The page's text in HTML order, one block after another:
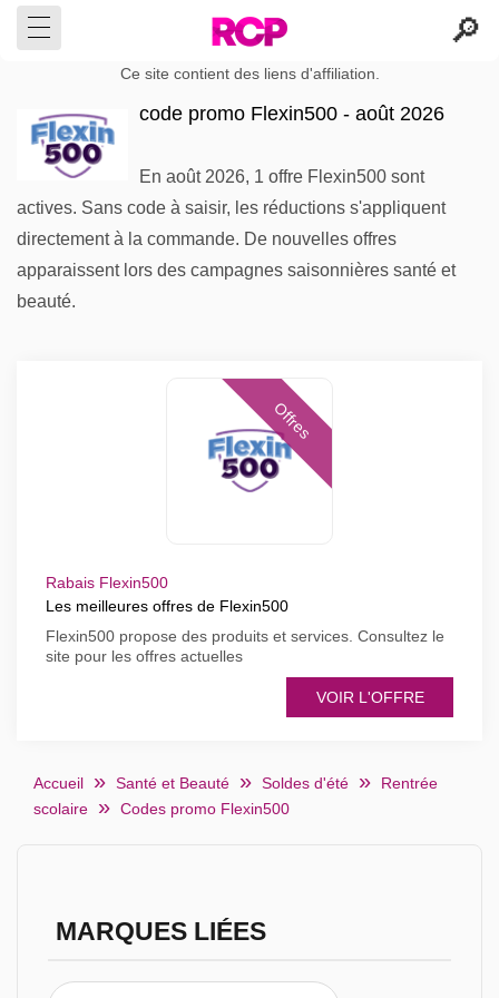
Ce site contient des liens d'affiliation.
code promo Flexin500 - août 2026
En août 2026, 1 offre Flexin500 sont
actives. Sans code à saisir, les réductions s'appliquent
directement à la commande. De nouvelles offres
apparaissent lors des campagnes saisonnières santé et
beauté.
Offres
Rabais Flexin500
Les meilleures offres de Flexin500
Flexin500 propose des produits et services. Consultez le
site pour les offres actuelles
VOIR L'OFFRE
Accueil Santé et Beauté Soldes d'été
Rentrée
scolaire
Codes promo Flexin500
MARQUES LIÉES